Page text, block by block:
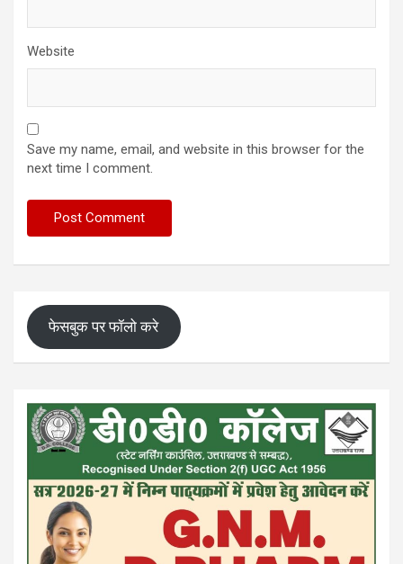
Website
Save my name, email, and website in this browser for the
next time I comment.
फेसबुक पर फॉलो करे